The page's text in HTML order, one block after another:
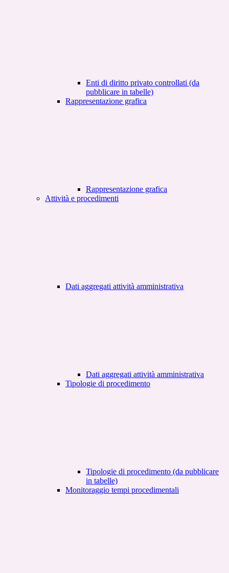
Enti di diritto privato controllati (da
pubblicare in tabelle)
Rappresentazione grafica
Rappresentazione grafica
Attività e procedimenti
Dati aggregati attività amministrativa
Dati aggregati attività amministrativa
Tipologie di procedimento
Tipologie di procedimento (da pubblicare
in tabelle)
Monitoraggio tempi procedimentali